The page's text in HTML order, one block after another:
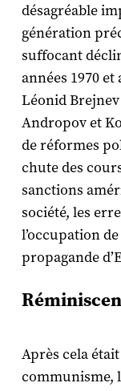
désagréable
génération
suffocant
années 1970 et
Léonid
Andropov et
de réformes
chute des
sanctions
société, les
l’occupation
propagande
Après cela
communisme,